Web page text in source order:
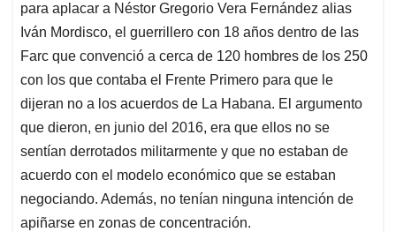
para aplacar a Néstor Gregorio Vera Fernández alias
Iván Mordisco, el guerrillero con 18 años dentro de las
Farc que convenció a cerca de 120 hombres de los 250
con los que contaba el Frente Primero para que le
dijeran no a los acuerdos de La Habana. El argumento
que dieron, en junio del 2016, era que ellos no se
sentían derrotados militarmente y que no estaban de
acuerdo con el modelo económico que se estaban
negociando. Además, no tenían ninguna intención de
apiñarse en zonas de concentración.